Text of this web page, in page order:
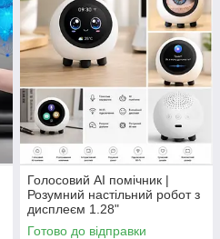
Голосовий AI помічник |
Розумний настільний робот з
дисплеєм 1.28"
Готово до відправки